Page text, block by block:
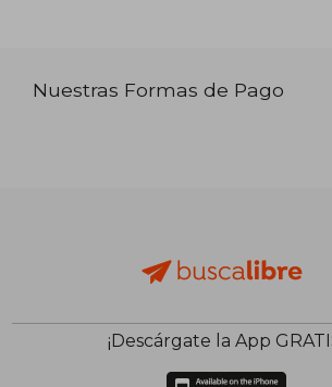
Nuestras Formas de Pago
¡Descárgate la App